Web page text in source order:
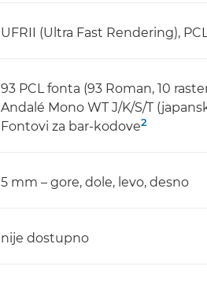
UFRII (Ultra Fast Rendering),
93 PCL fonta (93 Roman, 10
Andalé Mono WT J/K/S/T
Fontovi za bar-kodove2
5 mm – gore, dole, levo, desno
nije dostupno